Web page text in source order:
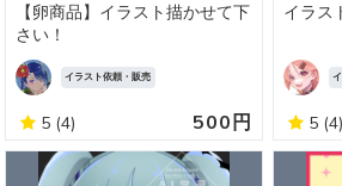
【卵商品】イラスト描かせて下
さい！
イラスト依頼・販売
5 (4) 500円
イラス
5 (4)